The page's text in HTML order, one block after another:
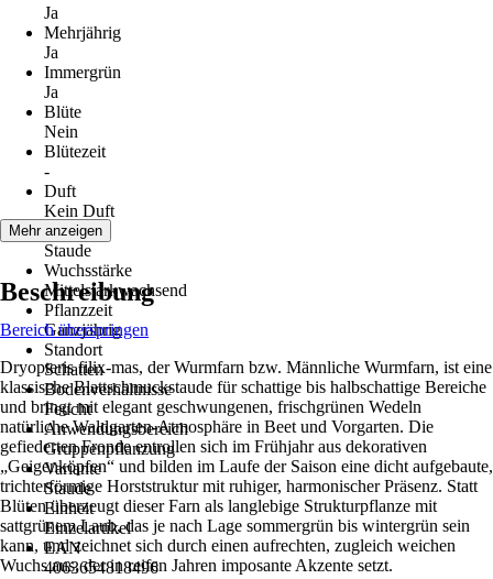
Ja
Mehrjährig
Ja
Immergrün
Ja
Blüte
Nein
Blütezeit
-
Duft
Kein Duft
Wuchs
Staude
Wuchsstärke
Mittelstarkwachsend
Pflanzzeit
Ganzjährig
Standort
Schatten
Bodenverhältnisse
Feucht
Anwendungsbereich
Gruppenpflanzung
Variante
Staude
Einheit
Einzelartikel
EAN
4063654818496
Mehr anzeigen
Beschreibung
Bereich überspringen
Dryopteris filix-mas, der Wurmfarn bzw. Männliche Wurmfarn, ist eine
klassische Blattschmuckstaude für schattige bis halbschattige Bereiche
und bringt mit elegant geschwungenen, frischgrünen Wedeln
natürliche Waldgarten-Atmosphäre in Beet und Vorgarten. Die
gefiederten Fronde entrollen sich im Frühjahr aus dekorativen
„Geigenköpfen“ und bilden im Laufe der Saison eine dicht aufgebaute,
trichterförmige Horststruktur mit ruhiger, harmonischer Präsenz. Statt
Blüten überzeugt dieser Farn als langlebige Strukturpflanze mit
sattgrünem Laub, das je nach Lage sommergrün bis wintergrün sein
kann, und zeichnet sich durch einen aufrechten, zugleich weichen
Wuchs aus, der in reifen Jahren imposante Akzente setzt.